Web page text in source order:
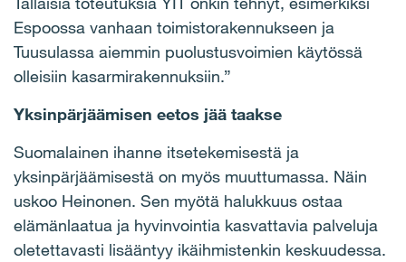
Espoossa vanhaan toimistorakennukseen ja
Tuusulassa aiemmin puolustusvoimien käytössä
olleisiin kasarmirakennuksiin.”
Yksinpärjäämisen eetos jää taakse
Suomalainen ihanne itsetekemisestä ja
yksinpärjäämisestä on myös muuttumassa. Näin
uskoo Heinonen. Sen myötä halukkuus ostaa
elämänlaatua ja hyvinvointia kasvattavia palveluja
oletettavasti lisääntyy ikäihmistenkin keskuudessa.